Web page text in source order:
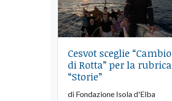
Cesvot sceglie “Cambio
di Rotta” per la rubrica
“Storie”
di Fondazione Isola d'Elba